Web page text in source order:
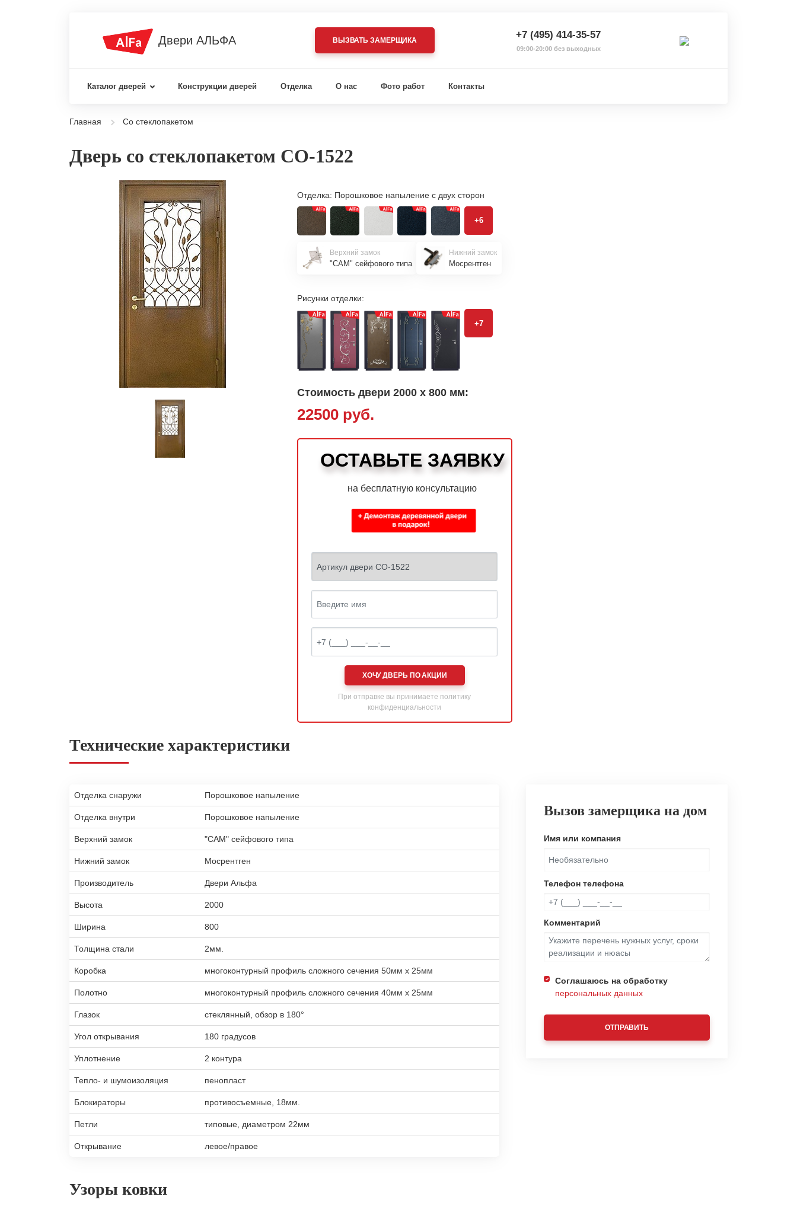
Двери АЛЬФА ВЫЗВАТЬ ЗАМЕРЩИКА +7 (495) 414-35-57
09:00-20:00 без выходных
Каталог дверей Конструкции дверей Отделка О нас Фото работ Контакты
Главная Со стеклопакетом
Дверь со стеклопакетом СО-1522
Отделка: Порошковое напыление с двух сторон
+6
Верхний замок
"САМ" сейфового типа
Нижний замок
Мосрентген
Рисунки отделки:
+7
Стоимость двери 2000 х 800 мм:
22500 руб.
ОСТАВЬТЕ ЗАЯВКУ
на бесплатную консультацию
ХОЧУ ДВЕРЬ ПО АКЦИИ
При отправке вы принимаете политику
конфиденциальности
Технические характеристики
Отделка снаружи Порошковое напыление
Отделка внутри Порошковое напыление
Верхний замок "САМ" сейфового типа
Нижний замок Мосрентген
Производитель Двери Альфа
Высота 2000
Ширина 800
Толщина стали 2мм.
Коробка многоконтурный профиль сложного сечения 50мм х 25мм
Полотно многоконтурный профиль сложного сечения 40мм х 25мм
Глазок стеклянный, обзор в 180°
Угол открывания 180 градусов
Уплотнение 2 контура
Тепло- и шумоизоляция пенопласт
Блокираторы противосъемные, 18мм.
Петли типовые, диаметром 22мм
Открывание левое/правое
Вызов замерщика на дом
Имя или компания
Телефон телефона
Комментарий
Соглашаюсь на обработку
персональных данных
ОТПРАВИТЬ
Узоры ковки